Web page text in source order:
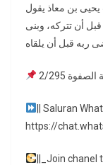
قبل أن تتركه، وبنى
2/295
|| Saluran
https://
||_Join chanel